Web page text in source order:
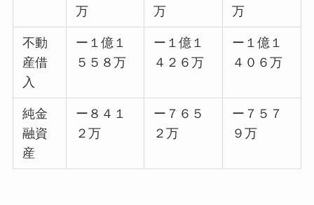
万
万
万
不動
産借
入
ー１億１
５５８万
ー１億１
４２６万
ー１億１
４０６万
純金
融資
産
ー８４１
２万
ー７６５
２万
ー７５７
９万